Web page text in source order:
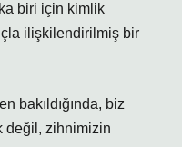
biri için kimlik
ilişkilendirilmiş bir
bakıldığında, biz
değil, zihnimizin